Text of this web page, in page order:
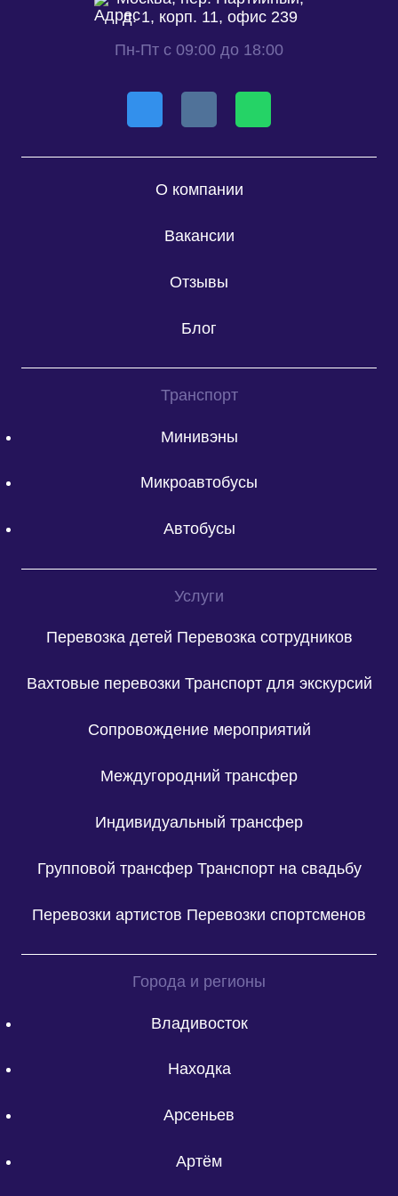
д. 1, корп. 11, офис 239
Пн-Пт с 09:00 до 18:00
О компании
Вакансии
Отзывы
Блог
Транспорт
Минивэны
Микроавтобусы
Автобусы
Услуги
Перевозка детей Перевозка сотрудников
Вахтовые перевозки Транспорт для экскурсий
Сопровождение мероприятий
Междугородний трансфер
Индивидуальный трансфер
Групповой трансфер Транспорт на свадьбу
Перевозки артистов Перевозки спортсменов
Города и регионы
Владивосток
Находка
Арсеньев
Артём